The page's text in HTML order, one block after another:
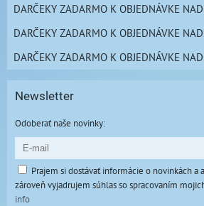
DARČEKY ZADARMO K OBJEDNÁVKE
DARČEKY ZADARMO K OBJEDNÁVKE
DARČEKY ZADARMO K OBJEDNÁVKE
Newsletter
Odoberať naše novinky:
Prajem si dostávať informácie o novinkách a
zároveň vyjadrujem súhlas so spracovaním
info